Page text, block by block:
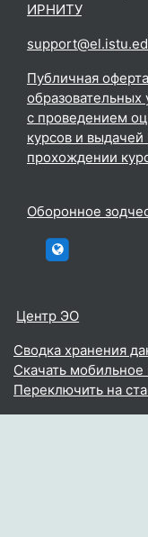
ИРНИТУ.
Публичная
образовательных
с проведением
курсов и
прохождении
Оборонное
Центр ЭО
Сводка хранения
Скачать
Переключить на